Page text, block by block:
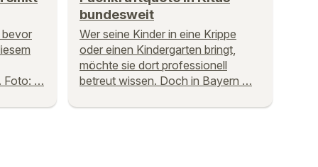
bevor
Foto: …
bundesweit
Wer seine Kinder in eine Krippe
oder einen Kindergarten bringt,
möchte sie dort professionell
betreut wissen. Doch in Bayern …